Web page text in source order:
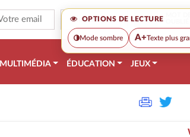
OPTIONS DE LECTURE
Mode sombre A+Texte plus
MULTIMÉDIA ÉDUCATION JEUX